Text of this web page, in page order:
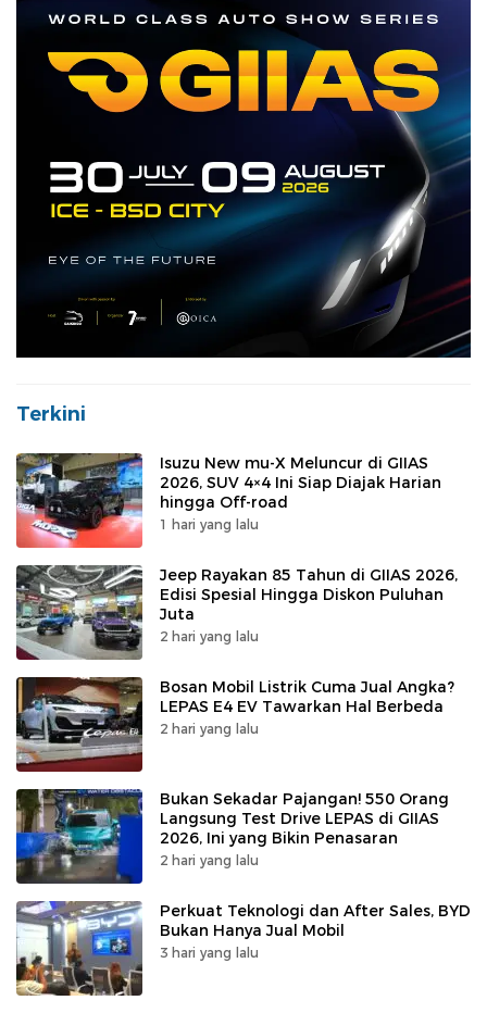
Terkini
Isuzu New mu-X Meluncur di GIIAS
2026, SUV 4×4 Ini Siap Diajak Harian
hingga Off-road
1 hari yang lalu
Jeep Rayakan 85 Tahun di GIIAS 2026,
Edisi Spesial Hingga Diskon Puluhan
Juta
2 hari yang lalu
Bosan Mobil Listrik Cuma Jual Angka?
LEPAS E4 EV Tawarkan Hal Berbeda
2 hari yang lalu
Bukan Sekadar Pajangan! 550 Orang
Langsung Test Drive LEPAS di GIIAS
2026, Ini yang Bikin Penasaran
2 hari yang lalu
Perkuat Teknologi dan After Sales, BYD
Bukan Hanya Jual Mobil
3 hari yang lalu